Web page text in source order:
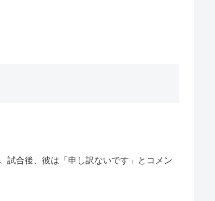
試合後、彼は「申し訳ないです」とコメン